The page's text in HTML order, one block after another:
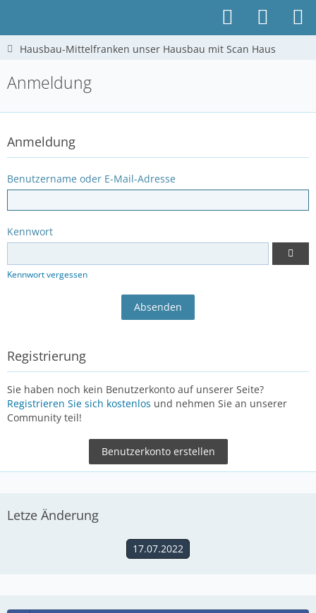
Hausbau-Mittelfranken unser Hausbau mit Scan Haus
Anmeldung
Anmeldung
Benutzername oder E-Mail-Adresse
Kennwort
Kennwort vergessen
Registrierung
Sie haben noch kein Benutzerkonto auf unserer Seite?
Registrieren Sie sich kostenlos und nehmen Sie an unserer
Community teil!
Benutzerkonto erstellen
Letze Änderung
17.07.2022